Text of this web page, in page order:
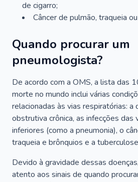
de cigarro;
Câncer de pulmão, traqueia
Quando procurar um
pneumologista?
De acordo com a OMS, a lista das
morte no mundo inclui várias
relacionadas às vias respiratórias: a
obstrutiva crônica, as infecções das
inferiores (como a pneumonia), o
traqueia e brônquios e a
Devido à gravidade dessas
atento aos sinais de quando